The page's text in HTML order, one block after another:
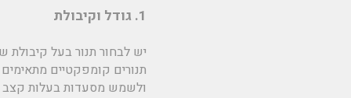
1. גודל וקיבולת
יש לבחור תנור בעל
תנורים קומפקטיים
ולשמש מסעדות בעלות קצב